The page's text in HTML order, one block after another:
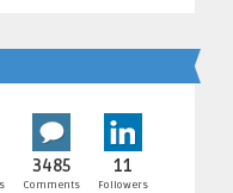
3485
Comments
11
Followers